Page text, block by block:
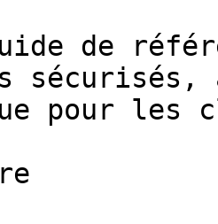
de
sécurisés,
pour les